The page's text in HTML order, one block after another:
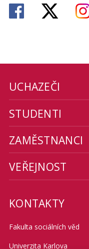
UCHAZEČI
STUDENTI
ZAMĚSTNANCI
VEŘEJNOST
KONTAKTY
Fakulta sociálních věd
Univerzita Karlova